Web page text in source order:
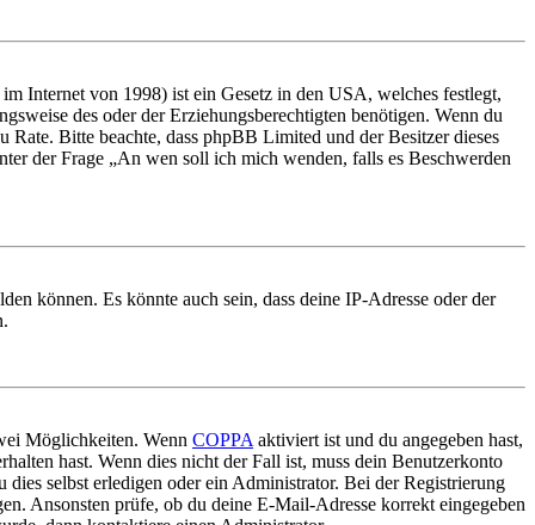
Internet von 1998) ist ein Gesetz in den USA, welches festlegt,
des oder der Erziehungsberechtigten benötigen. Wenn du
Bitte beachte, dass phpBB Limited und der Besitzer dieses
der Frage „An wen soll ich mich wenden, falls es Beschwerden
können. Es könnte auch sein, dass deine IP-Adresse oder der
Möglichkeiten. Wenn COPPA aktiviert ist und du angegeben hast,
hast. Wenn dies nicht der Fall ist, muss dein Benutzerkonto
selbst erledigen oder ein Administrator. Bei der Registrierung
Ansonsten prüfe, ob du deine E-Mail-Adresse korrekt eingegeben